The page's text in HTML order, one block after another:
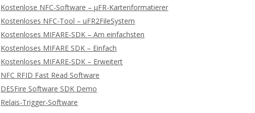
Kostenlose NFC-Software – μFR-Kartenformatierer
Kostenloses NFC-Tool – uFR2FileSystem
Kostenloses MIFARE-SDK – Am einfachsten
Kostenloses MIFARE SDK – Einfach
Kostenloses MIFARE-SDK – Erweitert
NFC RFID Fast Read Software
DESFire Software SDK Demo
Relais-Trigger-Software